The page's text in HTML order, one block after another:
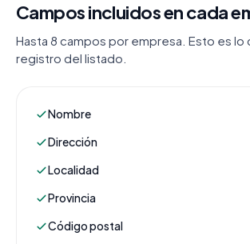
Campos incluidos en cada
Hasta 8 campos por empresa. Esto es lo
registro del listado.
Nombre
Dirección
Localidad
Provincia
Código postal